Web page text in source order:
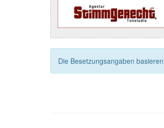
Die Besetzungsangaben